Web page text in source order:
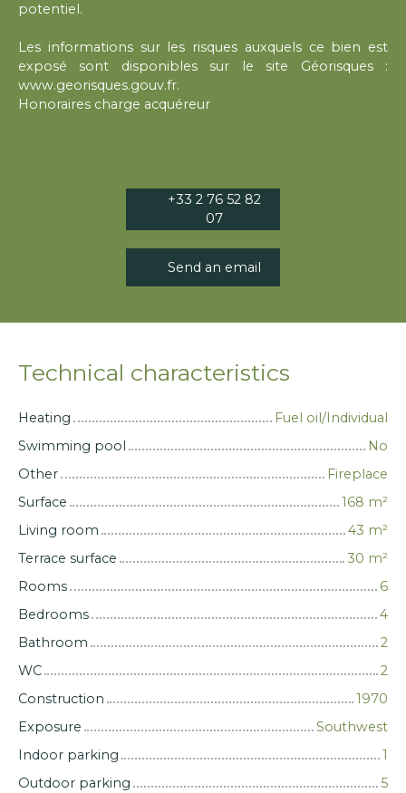
potentiel.
Les informations sur les risques auxquels ce bien est
exposé sont disponibles sur le site Géorisques :
www.georisques.gouv.fr.
Honoraires charge acquéreur
+33 2 76 52 82
07
Send an email
Technical characteristics
Heating
Fuel oil/Individual
Swimming pool
No
Other
Fireplace
Surface
168 m²
Living room
43 m²
Terrace surface
30 m²
Rooms
6
Bedrooms
4
Bathroom
2
WC
2
Construction
1970
Exposure
Southwest
Indoor parking
1
Outdoor parking
5